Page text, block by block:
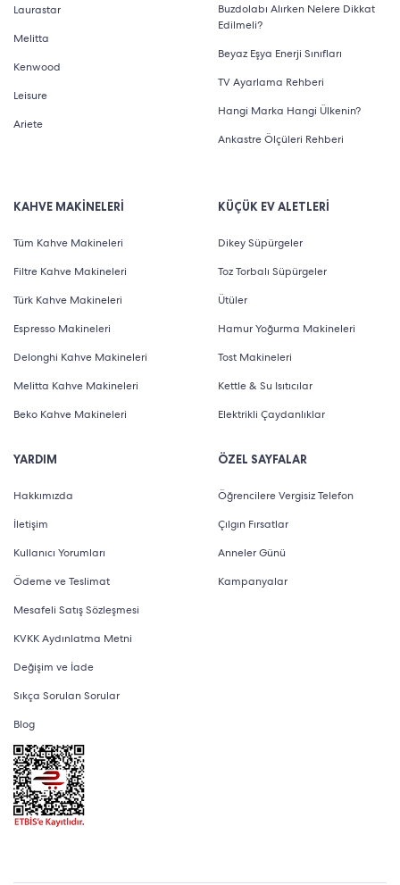
Laurastar
Melitta
Kenwood
Leisure
Ariete
Buzdolabı Alırken Nelere Dikkat
Edilmeli?
Beyaz Eşya Enerji Sınıfları
TV Ayarlama Rehberi
Hangi Marka Hangi Ülkenin?
Ankastre Ölçüleri Rehberi
KAHVE MAKİNELERİ
Tüm Kahve Makineleri
Filtre Kahve Makineleri
Türk Kahve Makineleri
Espresso Makineleri
Delonghi Kahve Makineleri
Melitta Kahve Makineleri
Beko Kahve Makineleri
YARDIM
Hakkımızda
İletişim
Kullanıcı Yorumları
Ödeme ve Teslimat
Mesafeli Satış Sözleşmesi
KVKK Aydınlatma Metni
Değişim ve İade
Sıkça Sorulan Sorular
Blog
KÜÇÜK EV ALETLERİ
Dikey Süpürgeler
Toz Torbalı Süpürgeler
Ütüler
Hamur Yoğurma Makineleri
Tost Makineleri
Kettle & Su Isıtıcılar
Elektrikli Çaydanlıklar
ÖZEL SAYFALAR
Öğrencilere Vergisiz Telefon
Çılgın Fırsatlar
Anneler Günü
Kampanyalar